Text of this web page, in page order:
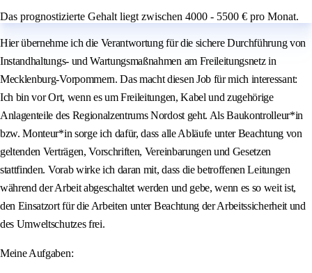
Das prognostizierte Gehalt liegt zwischen 4000 - 5500 € pro Monat.
Hier übernehme ich die Verantwortung für die sichere Durchführung von
Instandhaltungs- und Wartungsmaßnahmen am Freileitungsnetz in
Mecklenburg-Vorpommern. Das macht diesen Job für mich interessant:
Ich bin vor Ort, wenn es um Freileitungen, Kabel und zugehörige
Anlagenteile des Regionalzentrums Nordost geht. Als Baukontrolleur*in
bzw. Monteur*in sorge ich dafür, dass alle Abläufe unter Beachtung von
geltenden Verträgen, Vorschriften, Vereinbarungen und Gesetzen
stattfinden. Vorab wirke ich daran mit, dass die betroffenen Leitungen
während der Arbeit abgeschaltet werden und gebe, wenn es so weit ist,
den Einsatzort für die Arbeiten unter Beachtung der Arbeitssicherheit und
des Umweltschutzes frei.
Meine Aufgaben: